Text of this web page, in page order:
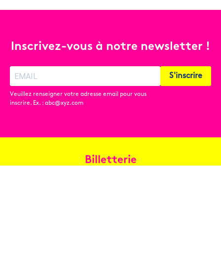
Inscrivez-vous à notre newsletter !
Veuillez renseigner votre adresse email pour vous
inscrire. Ex. : abc@xyz.com
S'inscrire
Billetterie